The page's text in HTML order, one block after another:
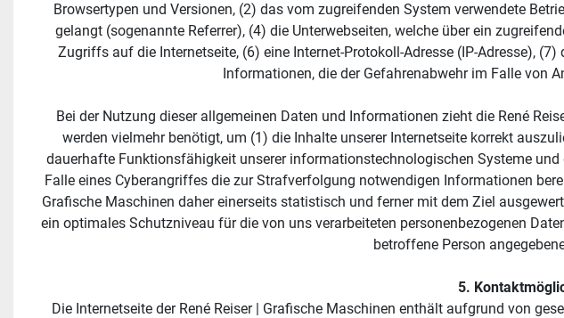
Browsertypen und Versionen, (2) das vom zugreifenden System verwendete
gelangt (sogenannte Referrer), (4) die Unterwebseiten, welche über ein
Zugriffs auf die Internetseite, (6) eine Internet-Protokoll-Adresse (IP-Adresse),
Informationen, die der Gefahrenabwehr im Falle von
Bei der Nutzung dieser allgemeinen Daten und Informationen zieht die René
werden vielmehr benötigt, um (1) die Inhalte unserer Internetseite korrekt
dauerhafte Funktionsfähigkeit unserer informationstechnologischen Systeme
Falle eines Cyberangriffes die zur Strafverfolgung notwendigen Informationen
Grafische Maschinen daher einerseits statistisch und ferner mit dem Ziel
ein optimales Schutzniveau für die von uns verarbeiteten personenbezogenen
betroffene Person
5.
Die Internetseite der René Reiser | Grafische Maschinen enthält aufgrund von